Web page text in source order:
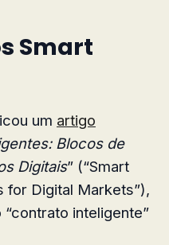
Smart
um artigo
Blocos de
Digitais” (“Smart
for Digital Markets”),
inteligente”